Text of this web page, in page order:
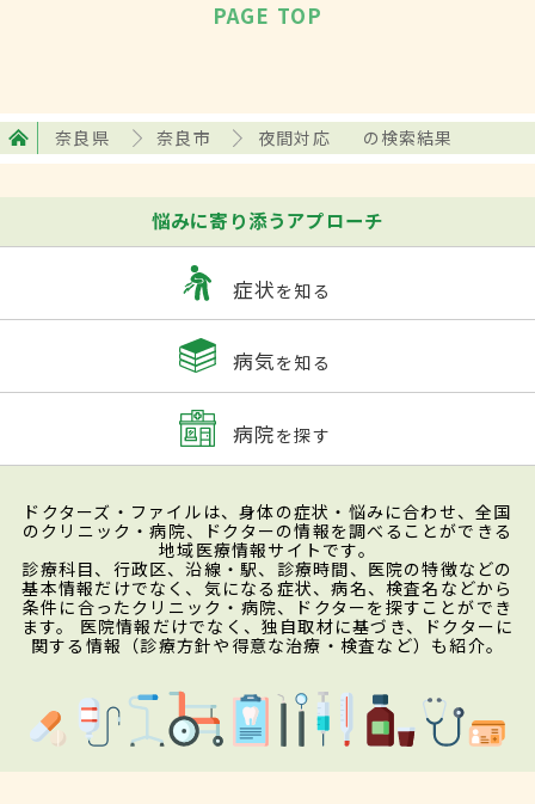
PAGE TOP
奈良県 奈良市 夜間対応 の検索結果
悩みに寄り添うアプローチ
症状を知る
病気を知る
病院を探す
ドクターズ・ファイルは、身体の症状・悩みに合わせ、全国
のクリニック・病院、ドクターの情報を調べることができる
地域医療情報サイトです。
診療科目、行政区、沿線・駅、診療時間、医院の特徴などの
基本情報だけでなく、気になる症状、病名、検査名などから
条件に合ったクリニック・病院、ドクターを探すことができ
ます。 医院情報だけでなく、独自取材に基づき、ドクターに
関する情報（診療方針や得意な治療・検査など）も紹介。